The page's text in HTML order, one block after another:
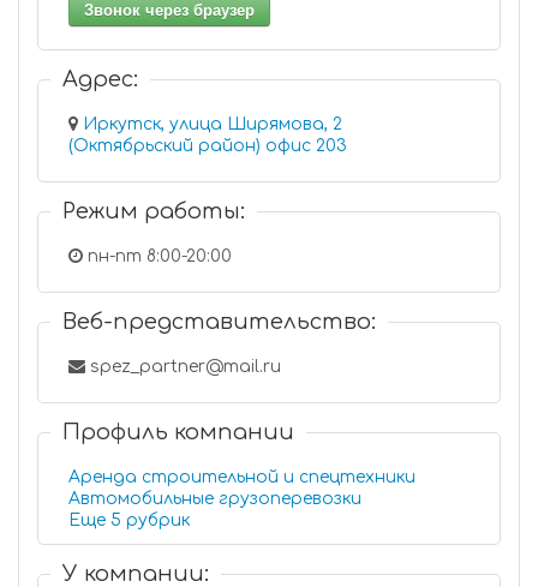
Звонок через браузер
Адрес:
Иркутск, улица Ширямова, 2
(Октябрьский район) офис 203
Режим работы:
пн-пт 8:00-20:00
Веб-представительство:
spez_partner@mail.ru
Профиль компании
Аренда строительной и спецтехники
Автомобильные грузоперевозки
Еще 5 рубрик
У компании: